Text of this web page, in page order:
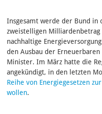
Insgesamt werde der Bund in
zweistelligen
nachhaltige
den Ausbau der
Minister. Im März hatte die
angekündigt, in den letzten
Reihe von Energiegesetzen
wollen.